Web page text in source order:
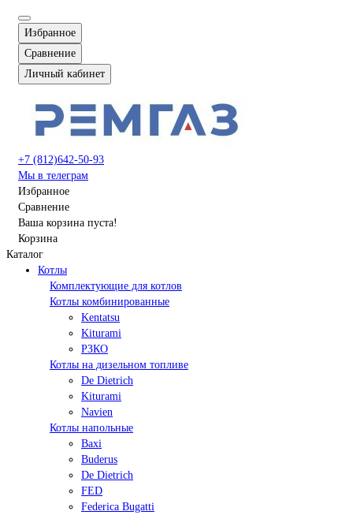
Избранное
Сравнение
Личный кабинет
+7 (812)642-50-93
Мы в телеграм
Избранное
Сравнение
Ваша корзина пуста!
Корзина
Каталог
Котлы
Комплектующие для котлов
Котлы комбинированные
Kentatsu
Kiturami
РЗКО
Котлы на дизельном топливе
De Dietrich
Kiturami
Navien
Котлы напольные
Baxi
Buderus
De Dietrich
FED
Federica Bugatti